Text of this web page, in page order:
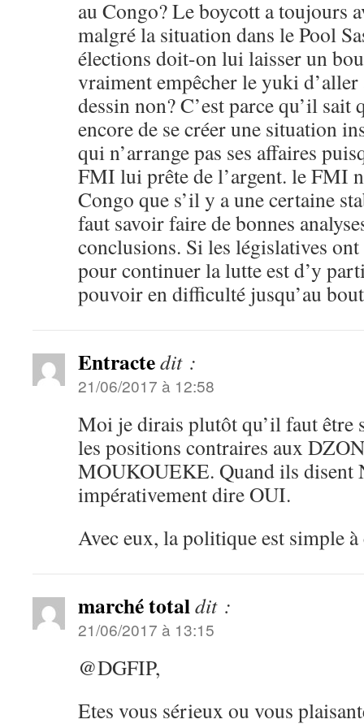
au Congo? Le boycott a toujours
malgré la situation dans le Pool
élections doit-on lui laisser un
vraiment empêcher le yuki d’aller
dessin non? C’est parce qu’il
encore de se créer une situation
qui n’arrange pas ses affaires
FMI lui prête de l’argent. le FMI
Congo que s’il y a une certaine
faut savoir faire de bonnes
conclusions. Si les législatives
pour continuer la lutte est d’y
pouvoir en difficulté jusqu’au
Entractedit :
21/06/2017 à 12:58
Moi je dirais plutôt qu’il faut être
les positions contraires aux
MOUKOUEKE. Quand ils disent
impérativement dire OUI.
Avec eux, la politique est simple
marché totaldit :
21/06/2017 à 13:15
@DGFIP,
Etes vous sérieux ou vous